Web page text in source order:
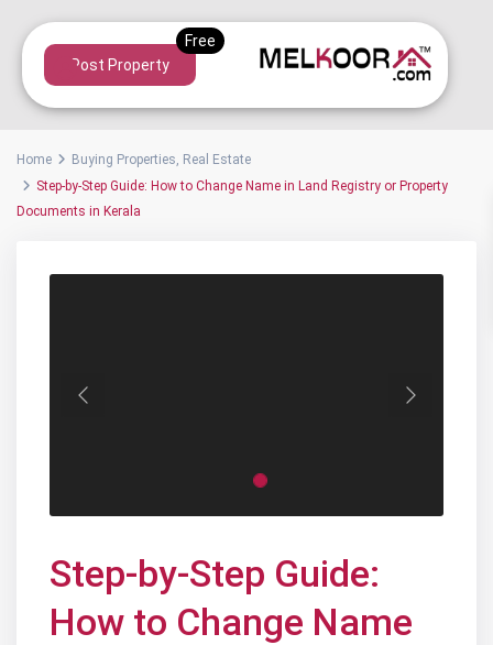
Post Property
Home Buying Properties, Real Estate
Step-by-Step Guide: How to Change Name in Land Registry or Property
Documents in Kerala
Previous Next
Step-by-Step Guide:
How to Change Name